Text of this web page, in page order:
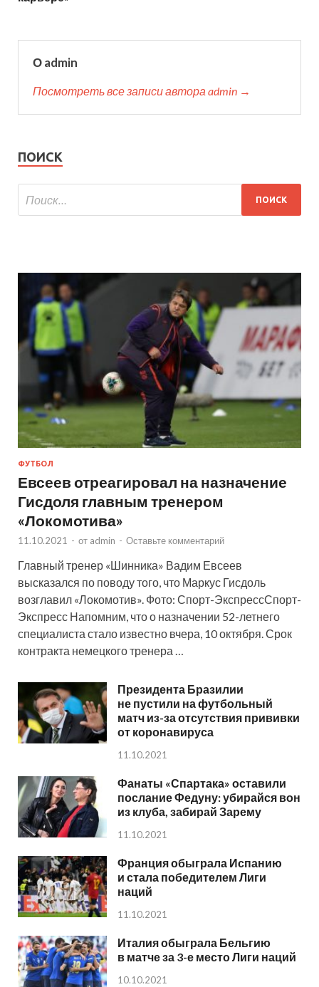
О admin
Посмотреть все записи автора admin →
ПОИСК
ФУТБОЛ
Евсеев отреагировал на назначение
Гисдоля главным тренером
«Локомотива»
11.10.2021 - от admin - Оставьте комментарий
Главный тренер «Шинника» Вадим Евсеев
высказался по поводу того, что Маркус Гисдоль
возглавил «Локомотив». Фото: Спорт-ЭкспрессСпорт-
Экспресс Напомним, что о назначении 52-летнего
специалиста стало известно вчера, 10 октября. Срок
контракта немецкого тренера …
Президента Бразилии
не пустили на футбольный
матч из-за отсутствия прививки
от коронавируса
11.10.2021
Фанаты «Спартака» оставили
послание Федуну: убирайся вон
из клуба, забирай Зарему
11.10.2021
Франция обыграла Испанию
и стала победителем Лиги
наций
11.10.2021
Италия обыграла Бельгию
в матче за 3-е место Лиги наций
10.10.2021